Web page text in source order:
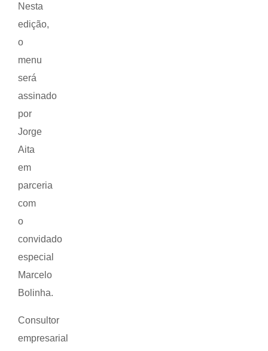
Nesta
edição,
o
menu
será
assinado
por
Jorge
Aita
em
parceria
com
o
convidado
especial
Marcelo
Bolinha.
Consultor
empresarial